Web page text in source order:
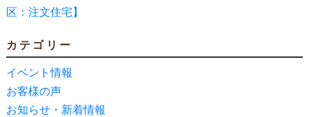
区：注文住宅】
カテゴリー
イベント情報
お客様の声
お知らせ・新着情報